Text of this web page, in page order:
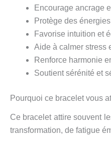
Encourage ancrage
Protège des
Favorise intuition et
Aide à calmer stress
Renforce harmonie
Soutient sérénité et
Pourquoi ce bracelet vous
Ce bracelet attire souvent
transformation, de fatigue